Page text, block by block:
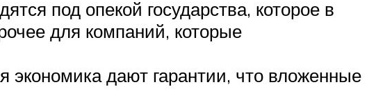
под опекой государства, которое в
для компаний, которые
дают гарантии, что вложенные